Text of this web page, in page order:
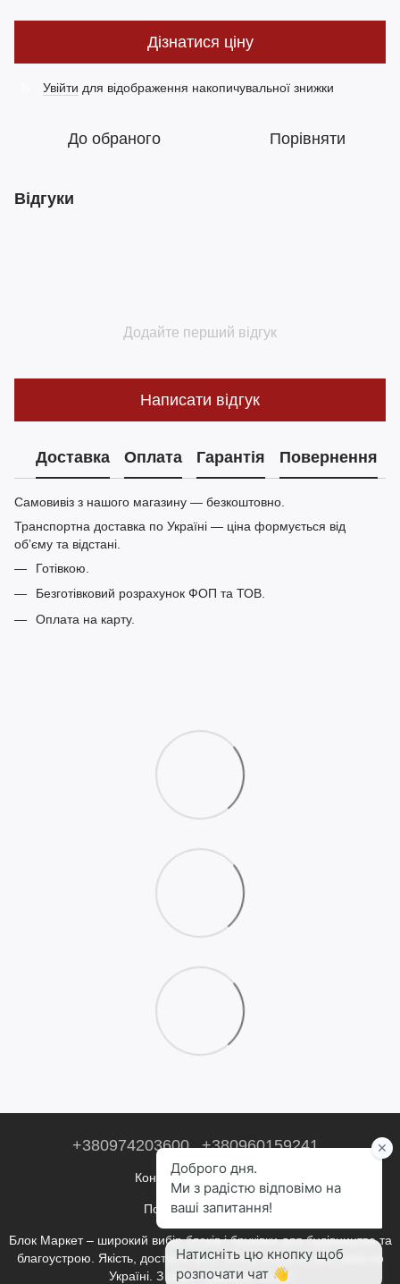
Дізнатися ціну
Увійти для відображення накопичувальної знижки
До обраного Порівняти
Відгуки
Додайте перший відгук
Написати відгук
Доставка Оплата Гарантія Повернення
Самовивіз з нашого магазину — безкоштовно.
Транспортна доставка по Україні — ціна формується від
обʼєму та відстані.
Готівкою.
Безготівковий розрахунок ФОП та ТОВ.
Оплата на карту.
+380974203600 +380960159241
Контактна інформація
Повна версія сайту
Блок Маркет – широкий вибір блоків і бруківки для будівництва та
благоустрою. Якість, доступні ціни, консультації та доставка по
Україні. З нами будувати легко!